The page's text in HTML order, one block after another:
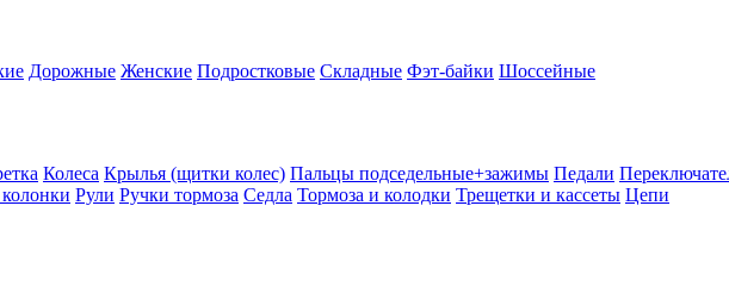
Дорожные Женские Подростковые Складные Фэт-байки Шоссейные
Колеса Крылья (щитки колес) Пальцы подседельные+зажимы Педали
Рули Ручки тормоза Седла Тормоза и колодки Трещетки и кассеты Цепи